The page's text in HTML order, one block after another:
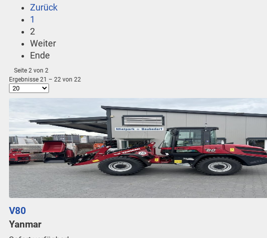
Zurück
1
2
Weiter
Ende
Seite 2 von 2
Ergebnisse 21 – 22 von 22
V80
Yanmar